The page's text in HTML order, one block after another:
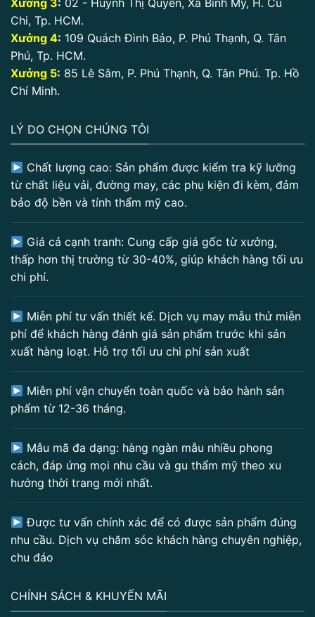
Chi, Tp. HCM.
Xưởng 4: 109 Quách Đình Bảo, P. Phú Thạnh, Q. Tân
Phú, Tp. HCM.
Xưởng 5: 85 Lê Sâm, P. Phú Thạnh, Q. Tân Phú. Tp. Hồ
Chí Minh.
LÝ DO CHỌN CHÚNG TÔI
Chất lượng cao: Sản phẩm được kiểm tra kỹ lưỡng
từ chất liệu vải, đường may, các phụ kiện đi kèm, đảm
bảo độ bền và tính thẩm mỹ cao.
Giá cả cạnh tranh: Cung cấp giá gốc từ xưởng,
thấp hơn thị trường từ 30-40%, giúp khách hàng tối ưu
chi phí.
Miễn phí tư vấn thiết kế. Dịch vụ may mẫu thử miễn
phí để khách hàng đánh giá sản phẩm trước khi sản
xuất hàng loạt. Hỗ trợ tối ưu chi phí sản xuất
Miễn phí vận chuyển toàn quốc và bảo hành sản
phẩm từ 12-36 tháng.
Mẫu mã đa dạng: hàng ngàn mẫu nhiều phong
cách, đáp ứng mọi nhu cầu và gu thẩm mỹ theo xu
hướng thời trang mới nhất.
Được tư vấn chính xác để có được sản phẩm đúng
nhu cầu. Dịch vụ chăm sóc khách hàng chuyên nghiệp,
chu đáo
CHÍNH SÁCH & KHUYẾN MÃI